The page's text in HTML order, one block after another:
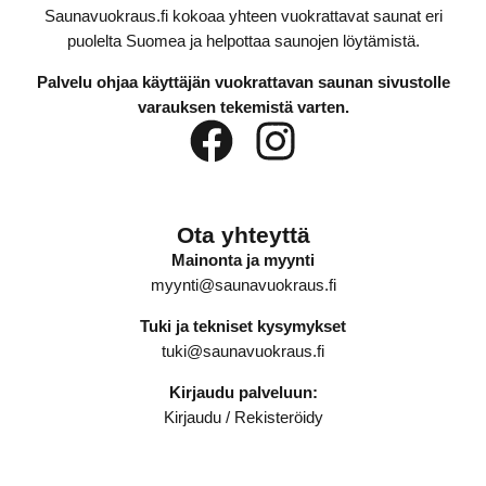
Saunavuokraus.fi kokoaa yhteen vuokrattavat saunat eri
puolelta Suomea ja helpottaa saunojen löytämistä.
Palvelu ohjaa käyttäjän vuokrattavan saunan sivustolle
varauksen tekemistä varten.
Ota yhteyttä
Mainonta ja myynti
myynti@saunavuokraus.fi
Tuki ja tekniset kysymykset
tuki@saunavuokraus.fi
Kirjaudu palveluun:
Kirjaudu/ Rekisteröidy